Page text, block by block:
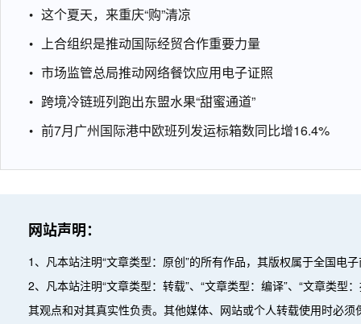
这个夏天，来重庆“购”清凉
上合组织是推动国际经贸合作重要力量
市场监管总局推动网络餐饮应用电子证照
跨境冷链班列跑出东盟水果“甜蜜通道”
前7月广州国际港中欧班列发运标箱数同比增16.4%
网站声明：
1、凡本站注明“文章类型：原创”的所有作品，其版权属于全国电
2、凡本站注明“文章类型：转载”、“文章类型：编译”、“文章类
其观点和对其真实性负责。其他媒体、网站或个人转载使用时必